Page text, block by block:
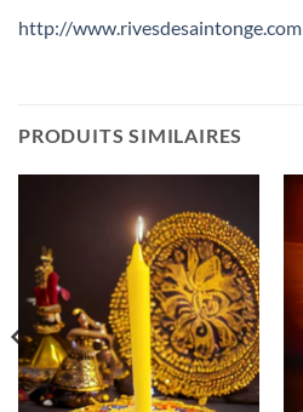
http://www.rivesdesaintonge.com
PRODUITS SIMILAIRES